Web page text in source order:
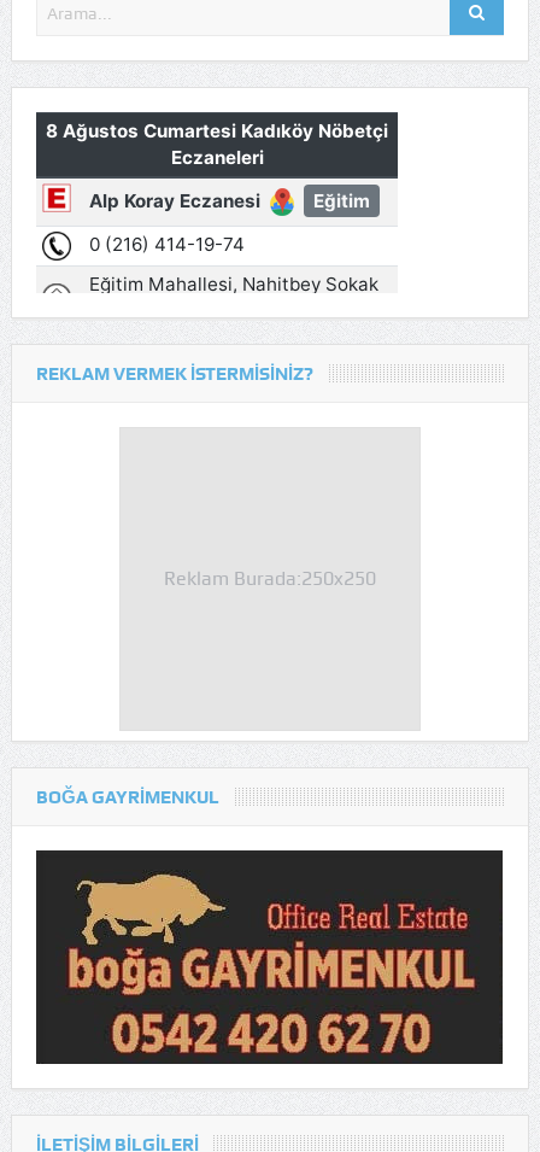
REKLAM VERMEK İSTERMISINIZ?
BOĞA GAYRİMENKUL
ILETIŞIM BILGILERI